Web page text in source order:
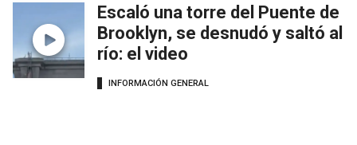
Escaló una torre del Puente de
Brooklyn, se desnudó y saltó al
río: el video
INFORMACIÓN GENERAL